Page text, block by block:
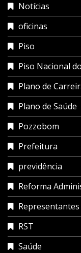
Notícias
oficinas
Piso
Piso Nacional
Plano de
Plano de Saúde
Pozzobom
Prefeitura
previdência
Reforma
Representantes
RST
Saúde